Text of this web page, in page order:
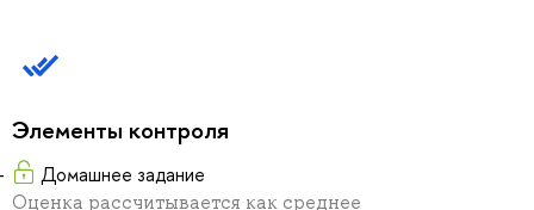
Элементы контроля
Домашнее задание
Оценка рассчитывается как среднее